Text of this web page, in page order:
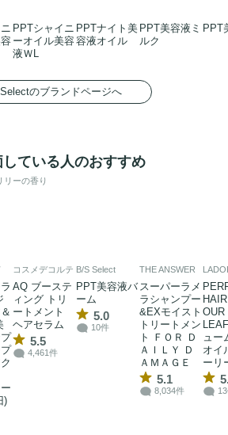
PPTシャイニ
ーオイル美容
液ＷL
PPTナイト美
容液オイル
PPT美容液ミ
ルク
PPT
のブランドページへ
ている人のおすすめ
リーの香り
)
コスメデコルテ
AQ ブーステ
ィング トリ
ートメント
ヘアセラム
5.5
4,461件
B/S Select
PPT美容液バ
ーム
5.0
10件
THE ANSWER
スーパーラメ
ラシャンプー
&EXモイスト
トリートメン
ト ＦＯＲ Ｄ
ＡＩＬＹ Ｄ
ＡＭＡＧＥ
5.1
8,034件
OUR
ュー
オイ
ーリ